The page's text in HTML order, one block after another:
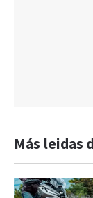
Más leidas